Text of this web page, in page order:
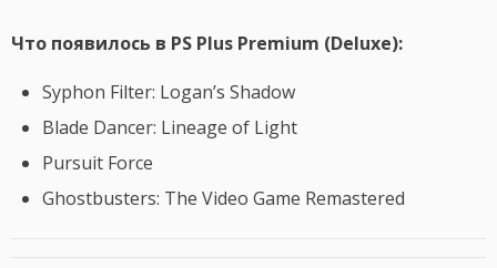
Что появилось в PS Plus Premium (Deluxe):
Syphon Filter: Logan’s Shadow
Blade Dancer: Lineage of Light
Pursuit Force
Ghostbusters: The Video Game Remastered